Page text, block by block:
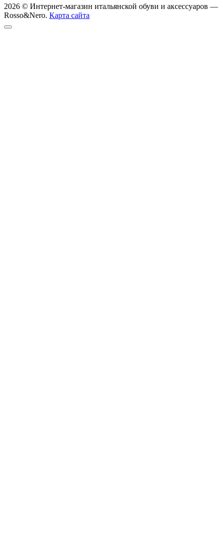
2026 © Интернет-магазин итальянской обуви и аксессуаров —
Rosso&Nero. Карта сайта